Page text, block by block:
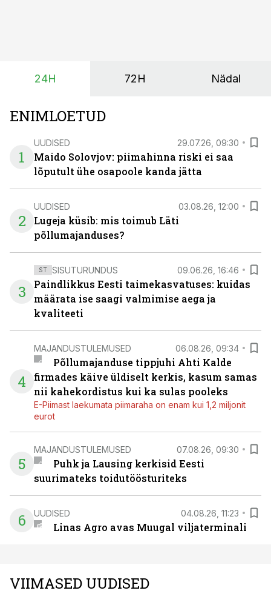
innovatsiooniga.
24H 72H Nädal
ENIMLOETUD
1
UUDISED 29.07.26, 09:30
Maido Solovjov: piimahinna riski ei saa
lõputult ühe osapoole kanda jätta
2
UUDISED 03.08.26, 12:00
Lugeja küsib: mis toimub Läti
põllumajanduses?
3
ST SISUTURUNDUS 09.06.26, 16:46
Paindlikkus Eesti taimekasvatuses: kuidas
määrata ise saagi valmimise aega ja
kvaliteeti
4
MAJANDUSTULEMUSED 06.08.26, 09:34
Põllumajanduse tippjuhi Ahti Kalde
firmades käive üldiselt kerkis, kasum samas
nii kahekordistus kui ka sulas pooleks
E-Piimast laekumata piimaraha on enam kui 1,2 miljonit
eurot
5
MAJANDUSTULEMUSED 07.08.26, 09:30
Puhk ja Lausing kerkisid Eesti
suurimateks toidutöösturiteks
6 UUDISED 04.08.26, 11:23
Linas Agro avas Muugal viljaterminali
VIIMASED UUDISED